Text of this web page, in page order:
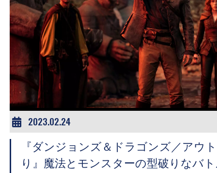
2023.02.24
『ダンジョンズ＆ドラゴンズ／アウ
り』魔法とモンスターの型破りなバ